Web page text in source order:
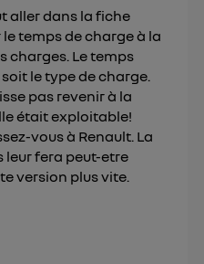
aller dans la fiche
temps de charge à la
charges. Le temps
le type de charge.
pas revenir à la
était exploitable!
vous à Renault. La
leur fera peut-etre
version plus vite.
d'Utiq.